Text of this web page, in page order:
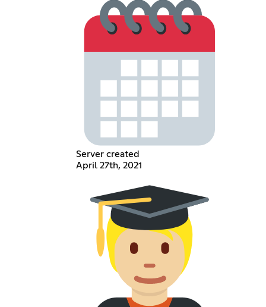
Server created
April 27th, 2021